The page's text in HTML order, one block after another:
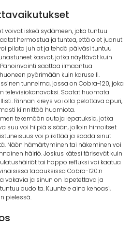
voivat iskeä sydämeen, joka tuntuu
hermostua ja tuntea, että olet juonut
pilata juhlat ja tehdä päiväsi tuntuu
kasvot, jotka näyttävät kuin
saattaa ilmaantua
pyörimään kuin karuselli.
tunnelma, jossa on Cobra-120, joka
televisiokanavaksi. Saatat huomata
Rinnan kireys voi olla pelottava apuri,
kiinnittää huomiota.
tekemään outoja lepatuksia, jotka
suu voi hiipiä sisään, jolloin himoitset
voi piikittää ja saada sinut
Näön hämärtyminen tai näkeminen voi
häiriö. Joskus kätesi tärisevät kuin
tai happo refluksi voi kaatua
tapauksissa Cobra-120:n
vakavia ja sinun on lopetettava ja
oudolta. Kuuntele aina kehoasi,
pielessä.